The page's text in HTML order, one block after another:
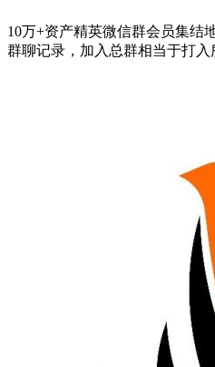
10万+资产精英微信群会员集结
群聊记录，加入总群相当于打入